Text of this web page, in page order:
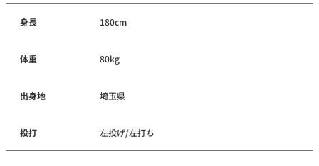
身長 180cm
体重 80kg
出身地 埼玉県
投打 左投げ/左打ち